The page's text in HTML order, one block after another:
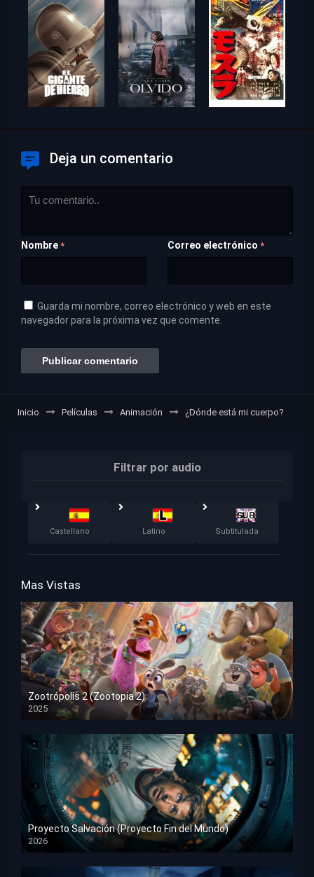
Deja un comentario
Nombre * Correo electrónico *
Guarda mi nombre, correo electrónico y web en este
navegador para la próxima vez que comente.
Inicio Películas Animación ¿Dónde está mi cuerpo?
Filtrar por audio
Castellano Latino Subtitulada
Mas Vistas
Zootrópolis 2 (Zootopia 2)
2025
HD 1080p
Proyecto Salvación (Proyecto Fin del Mundo)
2026
HD 1080p